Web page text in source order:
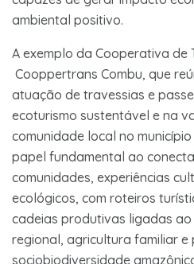
ambiental positivo.
A exemplo da Cooperativa de
Cooppertrans Combu, que
atuação de travessias e
ecoturismo sustentável e na
comunidade local no
papel fundamental ao
comunidades, experiências
ecológicos, com roteiros
cadeias produtivas ligadas
regional, agricultura familiar e
sociobiodiversidade